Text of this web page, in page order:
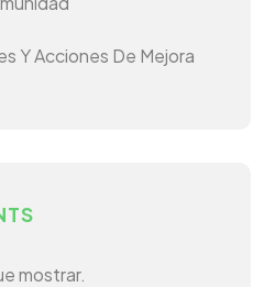
Y Acciones De Mejora
mostrar.